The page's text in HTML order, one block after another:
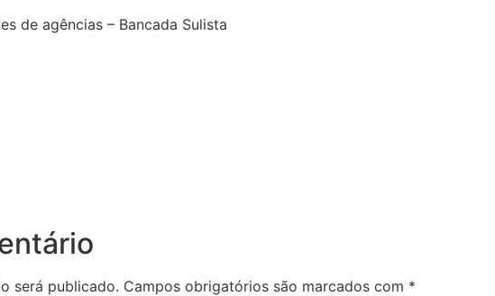
de agências – Bancada Sulista
será publicado. Campos obrigatórios são marcados com *